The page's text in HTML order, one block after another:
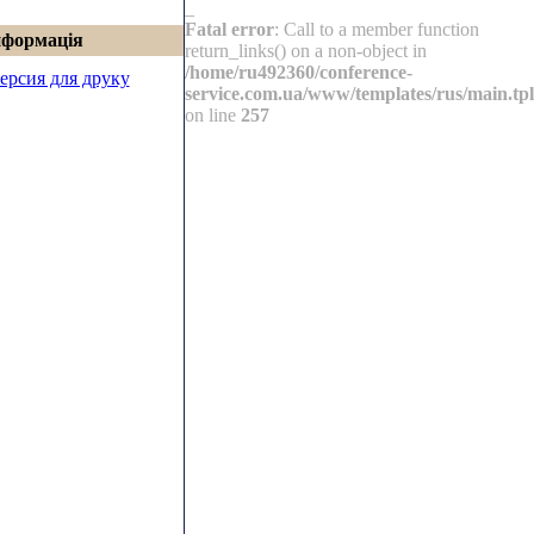
для друку
Fatal error: Call to a member function
return_links() on a non-object in
/home/ru492360/conference-
service.com.ua/www/templates/rus/main.tpl
on line 257